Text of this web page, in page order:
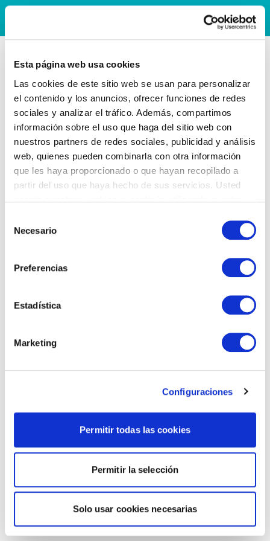
Esta página web usa cookies
Las cookies de este sitio web se usan para personalizar
el contenido y los anuncios, ofrecer funciones de redes
sociales y analizar el tráfico. Además, compartimos
información sobre el uso que haga del sitio web con
nuestros partners de redes sociales, publicidad y análisis
web, quienes pueden combinarla con otra información
que les haya proporcionado o que hayan recopilado a
partir del uso que haya hecho de sus servicios. Usted
Necesario
Preferencias
Estadística
Marketing
Configuraciones
Permitir todas las cookies
Permitir la selección
Solo usar cookies necesarias